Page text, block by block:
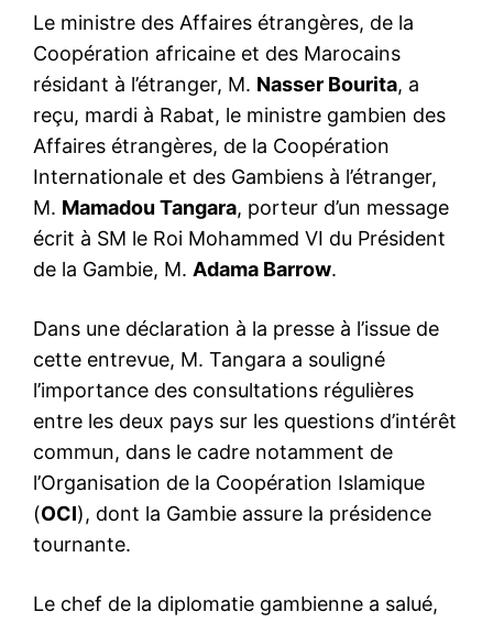
Le ministre des Affaires étrangères, de la
Coopération africaine et des Marocains
résidant à l’étranger, M. Nasser Bourita, a
reçu, mardi à Rabat, le ministre gambien des
Affaires étrangères, de la Coopération
Internationale et des Gambiens à l’étranger,
M. Mamadou Tangara, porteur d’un message
écrit à SM le Roi Mohammed VI du Président
de la Gambie, M. Adama Barrow.
Dans une déclaration à la presse à l’issue de
cette entrevue, M. Tangara a souligné
l’importance des consultations régulières
entre les deux pays sur les questions d’intérêt
commun, dans le cadre notamment de
l’Organisation de la Coopération Islamique
(OCI), dont la Gambie assure la présidence
tournante.
Le chef de la diplomatie gambienne a salué,